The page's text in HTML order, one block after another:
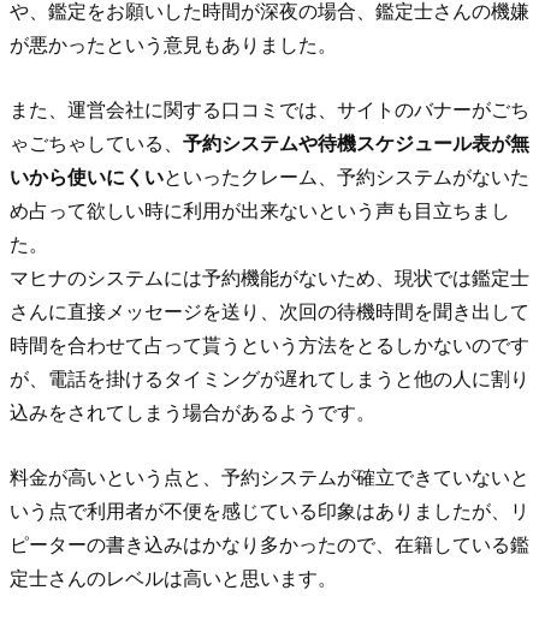
や、鑑定をお願いした時間が深夜の場合、鑑定士さんの機嫌
が悪かったという意見もありました。
また、運営会社に関する口コミでは、サイトのバナーがごち
ゃごちゃしている、 予約システムや待機スケジュール表が無
いから使いにくいといったクレーム、予約システムがないた
め占って欲しい時に利用が出来ないという声も目立ちまし
た。
マヒナのシステムには予約機能がないため、現状では鑑定士
さんに直接メッセージを送り、次回の待機時間を聞き出して
時間を合わせて占って貰うという方法をとるしかないのです
が、電話を掛けるタイミングが遅れてしまうと他の人に割り
込みをされてしまう場合があるようです。
料金が高いという点と、予約システムが確立できていないと
いう点で利用者が不便を感じている印象はありましたが、リ
ピーターの書き込みはかなり多かったので、在籍している鑑
定士さんのレベルは高いと思います。